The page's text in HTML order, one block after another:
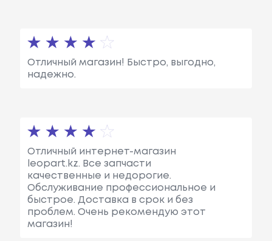
Отличный магазин! Быстро, выгодно,
надежно.
Отличный интернет-магазин
leopart.kz. Все запчасти
качественные и недорогие.
Обслуживание профессиональное и
быстрое. Доставка в срок и без
проблем. Очень рекомендую этот
магазин!